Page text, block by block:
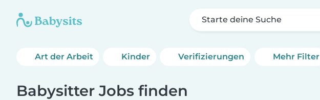
Starte deine Suche
Art der Arbeit Kinder Verifizierungen Mehr Filter
Babysitter Jobs finden